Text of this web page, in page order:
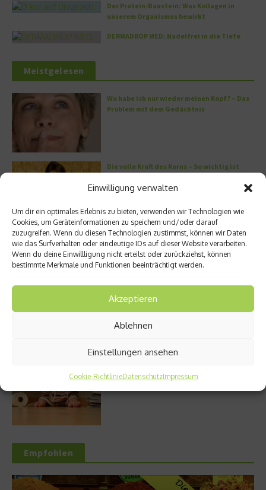
Einwilligung verwalten
Um dir ein optimales Erlebnis zu bieten, verwenden wir Technologien wie
Cookies, um Geräteinformationen zu speichern und/oder darauf
zuzugreifen. Wenn du diesen Technologien zustimmst, können wir Daten
wie das Surfverhalten oder eindeutige IDs auf dieser Website verarbeiten.
Wenn du deine Einwillligung nicht erteilst oder zurückziehst, können
bestimmte Merkmale und Funktionen beeinträchtigt werden.
Akzeptieren
Ablehnen
Einstellungen ansehen
Cookie-RichtlinieDatenschutzImpressum
Der Protein-Baustein: Was Kollagen in
unserem Organismus bewirkt
DERMADROP MED: Nadelfrei in die Tiefe
Meistgelesen
Wo habe ich nur wieder meinen Kopf? – Das
Problem mit dem Gedächtnis
Die volle Kraft des Korns – So wichtig ist
Entzündung der Nebenhöhlen: Symptome
und verschiedene Formen
Welches Ashwagandha sollte ich kaufen?
Empfohlen